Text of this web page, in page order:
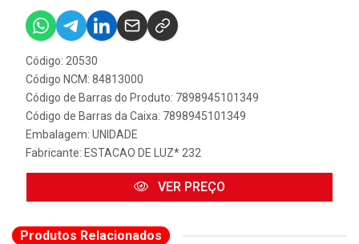
Código: 20530
Código NCM: 84813000
Código de Barras do Produto: 7898945101349
Código de Barras da Caixa: 7898945101349
Embalagem: UNIDADE
Fabricante: ESTACAO DE LUZ* 232
VER PREÇO
Produtos Relacionados